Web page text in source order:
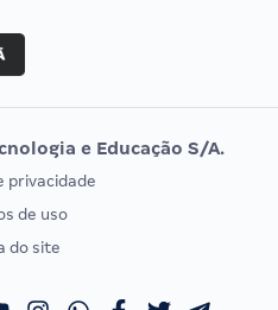
Vunesp
EXAME DE ORDEM
Calendário OAB
e Educação S/A.
privacidade
de uso
do site